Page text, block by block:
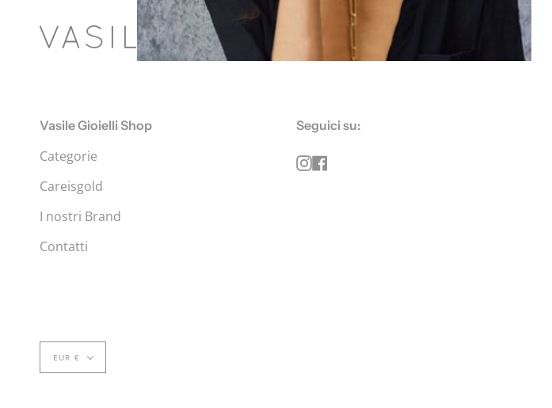
Vasile Gioielli Shop
Categorie
Careisgold
I nostri Brand
Contatti
Seguici su:
Instagram
Facebook
EUR €